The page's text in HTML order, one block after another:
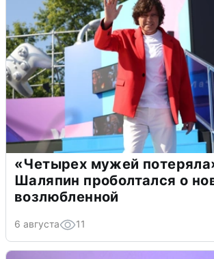
«Четырех мужей
Шаляпин проболтался о
возлюбленной
6 августа 11